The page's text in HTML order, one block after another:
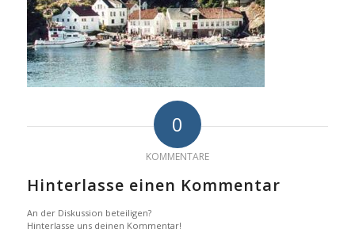
0
KOMMENTARE
Hinterlasse einen Kommentar
An der Diskussion beteiligen?
Hinterlasse uns deinen Kommentar!